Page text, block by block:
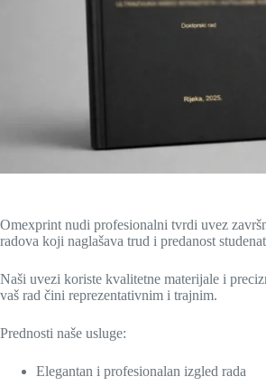
Omexprint nudi profesionalni tvrdi uvez
radova koji naglašava trud i predanost
Naši uvezi koriste kvalitetne materijale i
vaš rad čini reprezentativnim i trajnim.
Prednosti naše usluge:
Elegantan i profesionalan izgled rada